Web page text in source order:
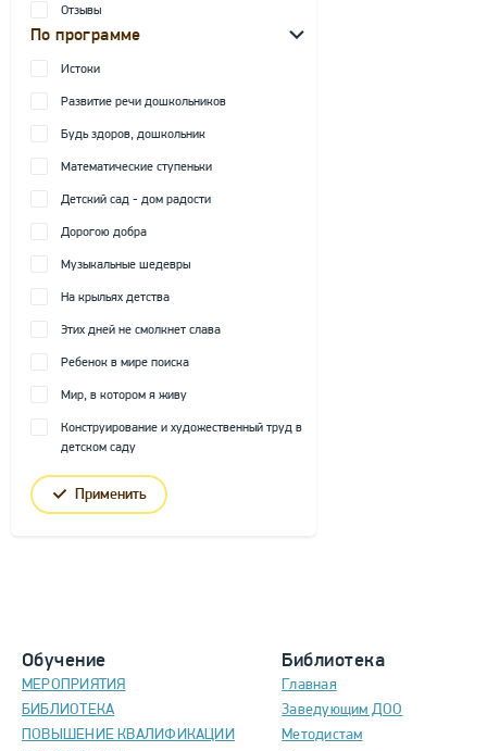
Отзывы
По программе
Истоки
Развитие речи дошкольников
Будь здоров, дошкольник
Математические ступеньки
Детский сад - дом радости
Дорогою добра
Музыкальные шедевры
На крыльях детства
Этих дней не смолкнет слава
Ребенок в мире поиска
Мир, в котором я живу
Конструирование и художественный труд в
детском саду
Применить
Обучение
МЕРОПРИЯТИЯ
БИБЛИОТЕКА
ПОВЫШЕНИЕ КВАЛИФИКАЦИИ
Библиотека
Главная
Заведующим ДОО
Методистам